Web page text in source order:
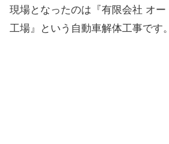
現場となったのは『有限会社 オ
工場』という自動車解体工事です。